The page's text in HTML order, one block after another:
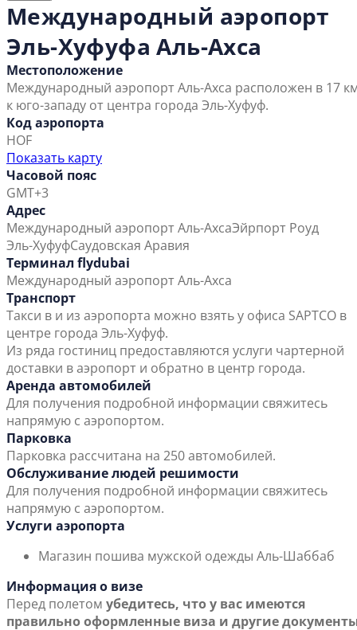
Международный аэропорт
Эль-Хуфуфа Аль-Ахса
Местоположение
Международный аэропорт Аль-Ахса расположен в 17
к юго-западу от центра города Эль-Хуфуф.
Код аэропорта
HOF
Показать карту
Часовой пояс
GMT+3
Адрес
Международный аэропорт Аль-АхсаЭйрпорт Роуд
Эль-ХуфуфСаудовская Аравия
Терминал flydubai
Международный аэропорт Аль-Ахса
Транспорт
Такси в и из аэропорта можно взять у офиса SAPTCO в
центре города Эль-Хуфуф.
Из ряда гостиниц предоставляются услуги чартерной
доставки в аэропорт и обратно в центр города.
Аренда автомобилей
Для получения подробной информации свяжитесь
напрямую с аэропортом.
Парковка
Парковка рассчитана на 250 автомобилей.
Обслуживание людей решимости
Для получения подробной информации свяжитесь
напрямую с аэропортом.
Услуги аэропорта
Магазин пошива мужской одежды Аль-Шаббаб
Информация о визе
Перед полетом убедитесь, что у вас имеются
правильно оформленные виза и другие